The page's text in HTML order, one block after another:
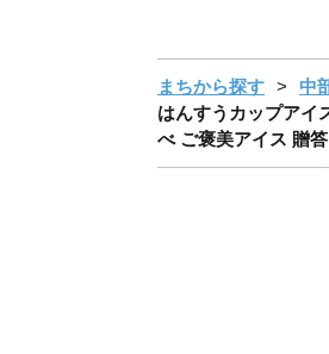
まちから探す 中
はんすうカップアイ
べ ご褒美アイス 贈